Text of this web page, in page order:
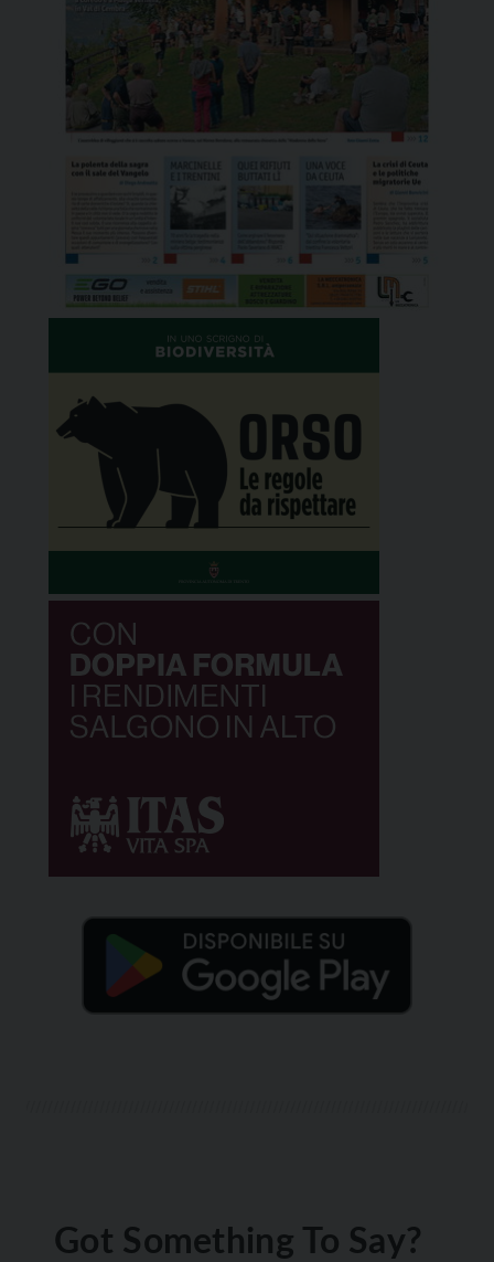
Got Something To Say?